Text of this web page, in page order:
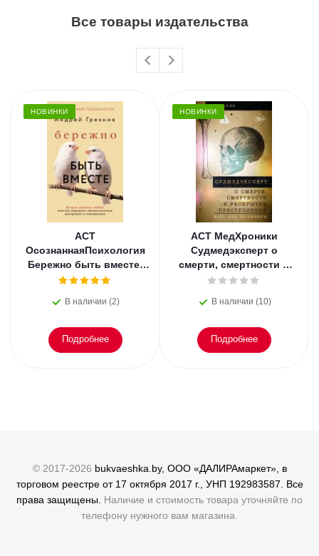
Все товары издательства
НОВИНКИ
АСТ
ОсознаннаяПсихология
Бережно быть вместе.
Второе дыхание любви,
эмоциональное
В наличии (2)
Подробнее
НОВИНКИ
АСТ МедХроники
Судмедэксперт о
смерти, смертности и
раскрытии
осталось. Блэк
В наличии (10)
Подробнее
© 2017-2026 bukvaeshka.by, ООО «ДАЛИРАмаркет», в
торговом реестре от 17 октября 2017 г., УНП 192983587. Все
права защищены. Наличие и стоимость товара уточняйте по
телефону нужного вам магазина.